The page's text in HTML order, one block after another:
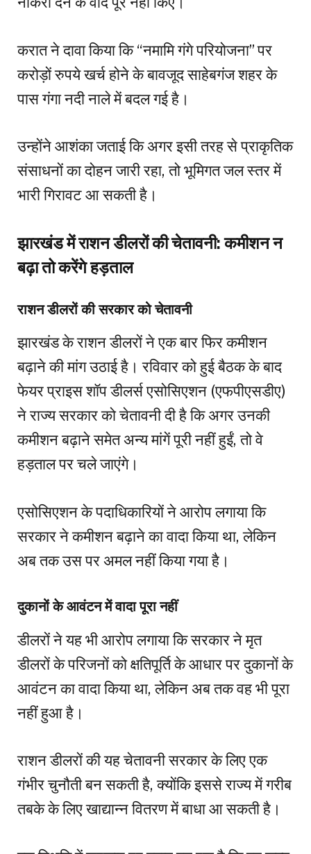
करात ने दावा किया कि “नमामि गंगे परियोजना” पर
करोड़ों रुपये खर्च होने के बावजूद साहेबगंज शहर के
पास गंगा नदी नाले में बदल गई है।
उन्होंने आशंका जताई कि अगर इसी तरह से प्राकृतिक
संसाधनों का दोहन जारी रहा, तो भूमिगत जल स्तर में
भारी गिरावट आ सकती है।
झारखंड में राशन डीलरों की चेतावनी: कमीशन न
बढ़ा तो करेंगे हड़ताल
राशन डीलरों की सरकार को चेतावनी
झारखंड के राशन डीलरों ने एक बार फिर कमीशन
बढ़ाने की मांग उठाई है। रविवार को हुई बैठक के बाद
फेयर प्राइस शॉप डीलर्स एसोसिएशन (एफपीएसडीए)
ने राज्य सरकार को चेतावनी दी है कि अगर उनकी
कमीशन बढ़ाने समेत अन्य मांगें पूरी नहीं हुईं, तो वे
हड़ताल पर चले जाएंगे।
एसोसिएशन के पदाधिकारियों ने आरोप लगाया कि
सरकार ने कमीशन बढ़ाने का वादा किया था, लेकिन
अब तक उस पर अमल नहीं किया गया है।
दुकानों के आवंटन में वादा पूरा नहीं
डीलरों ने यह भी आरोप लगाया कि सरकार ने मृत
डीलरों के परिजनों को क्षतिपूर्ति के आधार पर दुकानों के
आवंटन का वादा किया था, लेकिन अब तक वह भी पूरा
नहीं हुआ है।
राशन डीलरों की यह चेतावनी सरकार के लिए एक
गंभीर चुनौती बन सकती है, क्योंकि इससे राज्य में गरीब
तबके के लिए खाद्यान्न वितरण में बाधा आ सकती है।